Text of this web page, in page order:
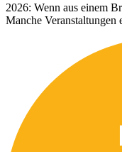
2026: Wenn aus einem
Manche